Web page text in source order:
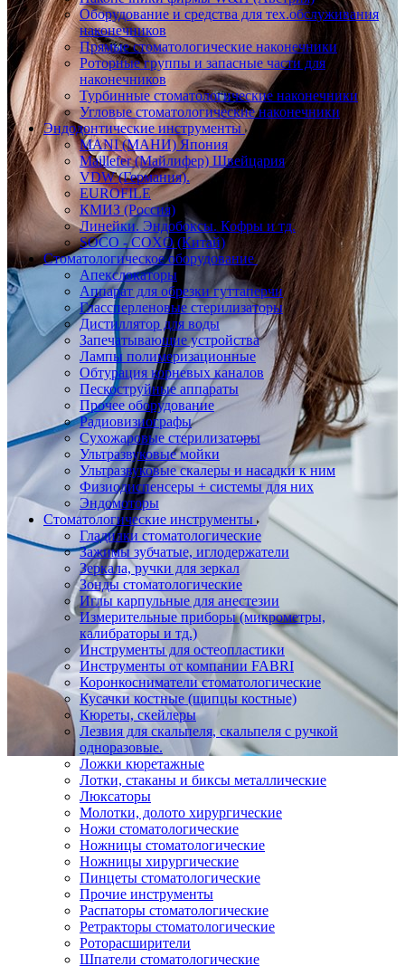
Оборудование и средства для тех.обслуживания
наконечников
Прямые стоматологические наконечники
Роторные группы и запасные части для
наконечников
Турбинные стоматологические наконечники
Угловые стоматологические наконечники
Эндодонтические инструменты
MANI (МАНИ) Япония
Maillefer (Майлифер) Швейцария
VDW (Германия).
EUROFILE
КМИЗ (Россия)
Линейки. Эндобоксы. Кофры и тд.
SOCO - COXO (Китай)
Стоматологическое оборудование
Апекслокаторы
Аппарат для обрезки гуттаперчи
Глассперленовые стерилизаторы
Дистиллятор для воды
Запечатывающие устройства
Лампы полимеризационные
Обтурация корневых каналов
Пескоструйные аппараты
Прочее оборудование
Радиовизиографы
Сухожаровые стерилизаторы
Ультразвуковые мойки
Ультразвуковые скалеры и насадки к ним
Физиодиспенсеры + системы для них
Эндомоторы
Стоматологические инструменты
Гладилки стоматологические
Зажимы зубчатые, иглодержатели
Зеркала, ручки для зеркал
Зонды стоматологические
Иглы карпульные для анестезии
Измерительные приборы (микрометры,
калибраторы и тд.)
Инструменты для остеопластики
Инструменты от компании FABRI
Коронкосниматели стоматологические
Кусачки костные (щипцы костные)
Кюреты, скейлеры
Лезвия для скальпеля, скальпеля с ручкой
одноразовые.
Ложки кюретажные
Лотки, стаканы и биксы металлические
Люксаторы
Молотки, долото хирургические
Ножи стоматологические
Ножницы стоматологические
Ножницы хирургические
Пинцеты стоматологические
Прочие инструменты
Распаторы стоматологические
Ретракторы стоматологические
Роторасширители
Шпатели стоматологические